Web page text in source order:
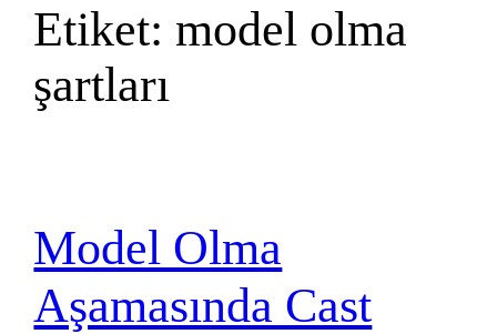
Etiket: model olma
şartları
Model Olma
Aşamasında Cast